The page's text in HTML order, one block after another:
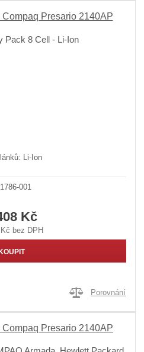
Presario 2140AP
Li-Ion
001
Kč
bez DPH
KOUPIT
Porovnání
Presario 2140AP